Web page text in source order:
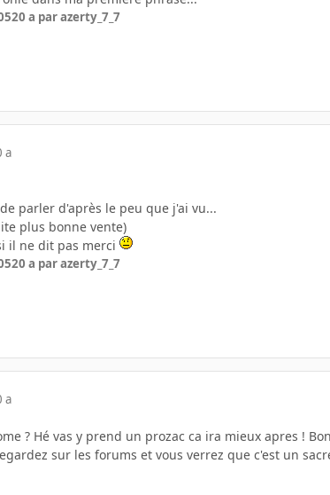
20 a par azerty_7_7
a
parler d'après le peu que j'ai vu...
plus bonne vente)
il ne dit pas merci
20 a par azerty_7_7
a
? Hé vas y prend un prozac ca ira mieux apres !
sur les forums et vous verrez que c'est un